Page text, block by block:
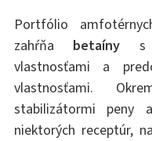
Portfólio
zahŕňa betaíny s
vlastnosťami a
vlastnosťami.
stabilizátormi peny
niektorých receptúr,